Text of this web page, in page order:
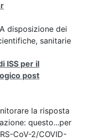
disposizione dei
sanitarie
ISS per il
post
la risposta
questo...per
CoV-2/COVID-